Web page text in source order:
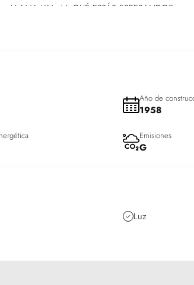
YA! ,¿A QUÉ ESTÁS ESPERANDO?
Año de
1958
Emisiones
G
Luz